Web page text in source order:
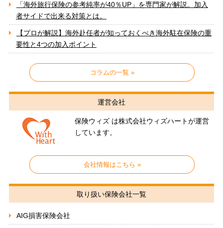
「海外旅行保険の参考純率が40％UP」を専門家が解説。加入
者サイドで出来る対策とは。
【プロが解説】海外赴任者が知っておくべき海外駐在保険の重
要性と4つの加入ポイント
コラムの一覧 »
運営会社
保険ウィズ は株式会社ウィズハートが運営
しています。
会社情報はこちら »
取り扱い保険会社一覧
AIG損害保険会社